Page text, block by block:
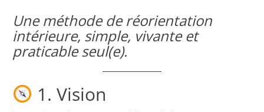
Une méthode de réorientation
intérieure, simple, vivante et
praticable seul(e).
1. Vision